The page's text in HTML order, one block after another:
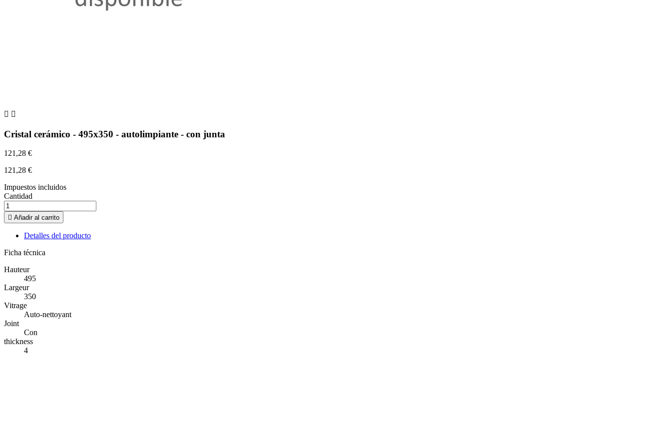
 
Cristal cerámico - 495x350 - autolimpiante - con junta
121,28 €
121,28 €
Impuestos incluidos
Cantidad
 Añadir al carrito
Detalles del producto
Ficha técnica
Hauteur
495
Largeur
350
Vitrage
Auto-nettoyant
Joint
Con
thickness
4